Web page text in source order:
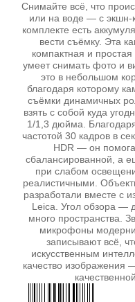
Снимайте всё, что
или на воде — с
комплекте есть
вести съёмку. Эта
компактная и
умеет снимать фото и
это в небольшом
благодаря которому
съёмки динамичных
взять с собой куда
1/1,3 дюйма.
частотой 30 кадров в
HDR — он
сбалансированной, а
при слабом
реалистичными.
разработали вместе с
Leica. Угол обзора —
много пространства.
микрофоны
записывают всё,
искусственным
качество изображения